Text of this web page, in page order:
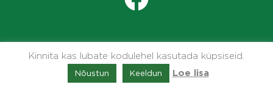
Kinnita kas lubate kodulehel kasutada küpsiseid.
Nõustun Keeldun Loe lisa